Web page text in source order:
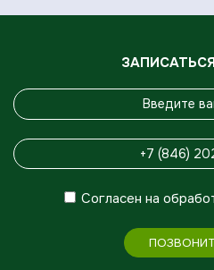
Согласен на